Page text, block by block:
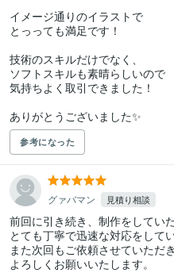
イメージ通りのイラストで
とっっても満足です！
技術のスキルだけでなく、
ソフトスキルも素晴らしいので
気持ちよく取引できました！
ありがとうございました✨
参考になった
グァバマン 見積り相談
前回に引き続き、制作をしてい
とても丁寧で迅速な対応をして
また次回もご依頼させていただき
よろしくお願いいたします。